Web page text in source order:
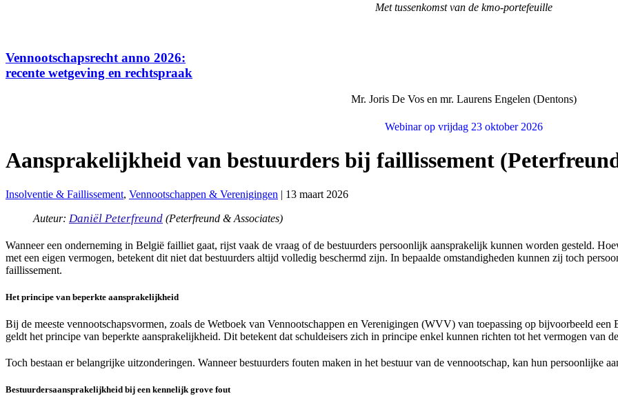
Met tussenkomst van de kmo-portefeuille
Vennootschapsrecht anno 2026:
recente wetgeving en rechtspraak
Mr. Joris De Vos en mr. Laurens Engelen (Dentons)
Webinar op vrijdag 23 oktober 2026
Aansprakelijkheid van bestuurders bij faillissement
Insolventie & Faillissement, Vennootschappen & Verenigingen | 13 maart 2026
Auteur: Daniël Peterfreund (Peterfreund & Associates)
Wanneer een onderneming in België failliet gaat, rijst vaak de vraag of de bestuurders persoonlijk aansprakelijk kunnen worden gesteld.
met een eigen vermogen, betekent dit niet dat bestuurders altijd volledig beschermd zijn. In bepaalde omstandigheden kunnen zij toch
faillissement.
Het principe van beperkte aansprakelijkheid
Bij de meeste vennootschapsvormen, zoals de Wetboek van Vennootschappen en Verenigingen (WVV) van toepassing op bijvoorbeeld
geldt het principe van beperkte aansprakelijkheid. Dit betekent dat schuldeisers zich in principe enkel kunnen richten tot het vermogen van
Toch bestaan er belangrijke uitzonderingen. Wanneer bestuurders fouten maken in het bestuur van de vennootschap, kan hun persoonlijke
Bestuurdersaansprakelijkheid bij een kennelijk grove fout